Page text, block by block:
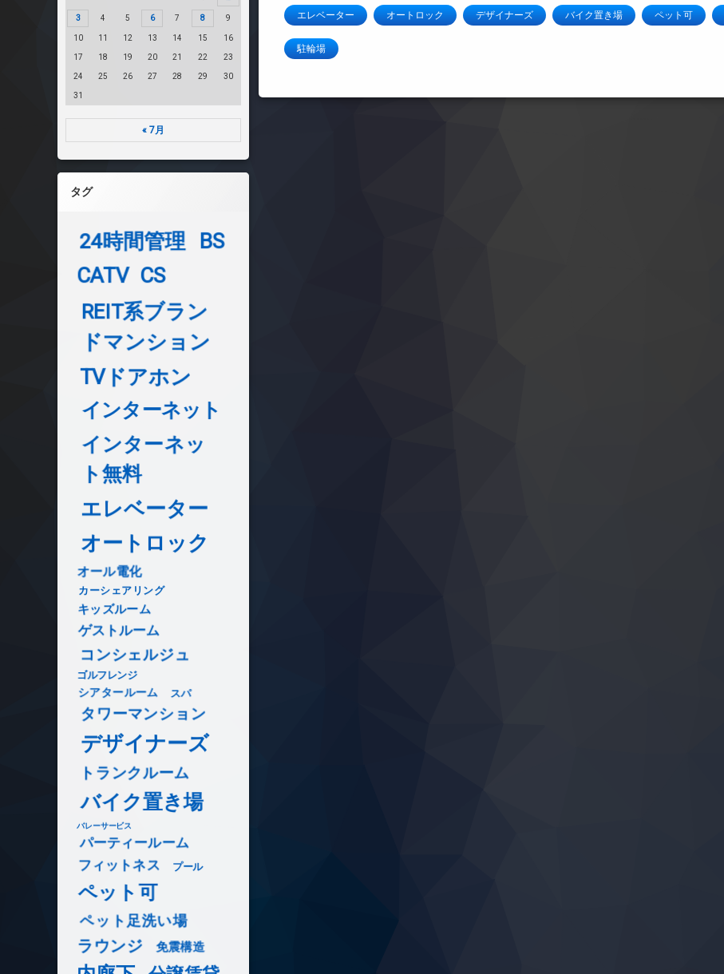
エレベーター オートロック デザイナーズ バイク置き場 ペット可
駐輪場
3 4 5 6 7 8 9
10 11 12 13 14 15 16
17 18 19 20 21 22 23
24 25 26 27 28 29 30
31
« 7月
タグ
24時間管理
BS
CATV CS
REIT系ブラン
ドマンション
TVドアホン
インターネット
インターネッ
ト無料
エレベーター
オートロック
オール電化
カーシェアリング
キッズルーム
ゲストルーム
コンシェルジュ
ゴルフレンジ
シアタールーム スパ
タワーマンション
デザイナーズ
トランクルーム
バイク置き場
バレーサービス
パーティールーム
フィットネス プール
ペット可
ペット足洗い場
ラウンジ 免震構造